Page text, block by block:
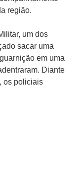
região.
um dos
sacar uma
em uma
Diante
os policiais